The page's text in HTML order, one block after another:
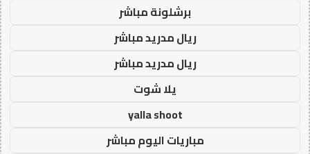
برشلونة مباشر
ريال مدريد مباشر
ريال مدريد مباشر
يلا شوت
yalla shoot
مباريات اليوم مباشر